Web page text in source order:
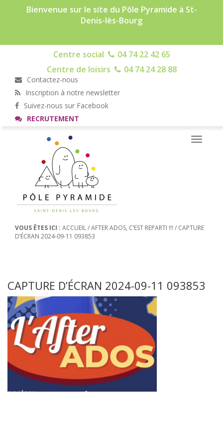
Bienvenue sur le site du Pôle Pyramide à St-
Denis-lès-Bourg
Centre social
04 74 22 42 65
Centre de loisirs
04 74 24 28 88
Contactez-nous
Inscription à notre newsletter
Suivez-nous sur Facebook
RECRUTEMENT
Toggle
VOUS ÊTES ICI : ACCUEIL/AFTER ADOS, C’EST REPARTI !!! / CAPTURE
D’ÉCRAN 2024-09-11 093853
CAPTURE D’ÉCRAN 2024-09-11 093853